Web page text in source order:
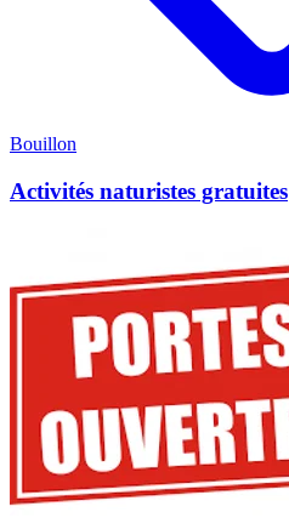
Bouillon
Activités naturistes gratuites